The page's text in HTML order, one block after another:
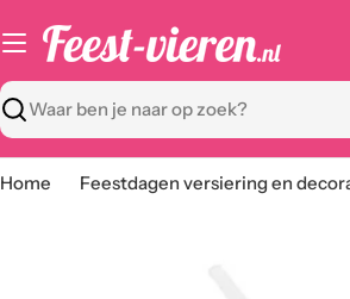
naar
content
Zoeken
Home
Feestdagen versiering en